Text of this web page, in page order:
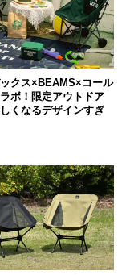
クス×BEAMS×コール
ボ！限定アウトドア
くなるデザインすぎ